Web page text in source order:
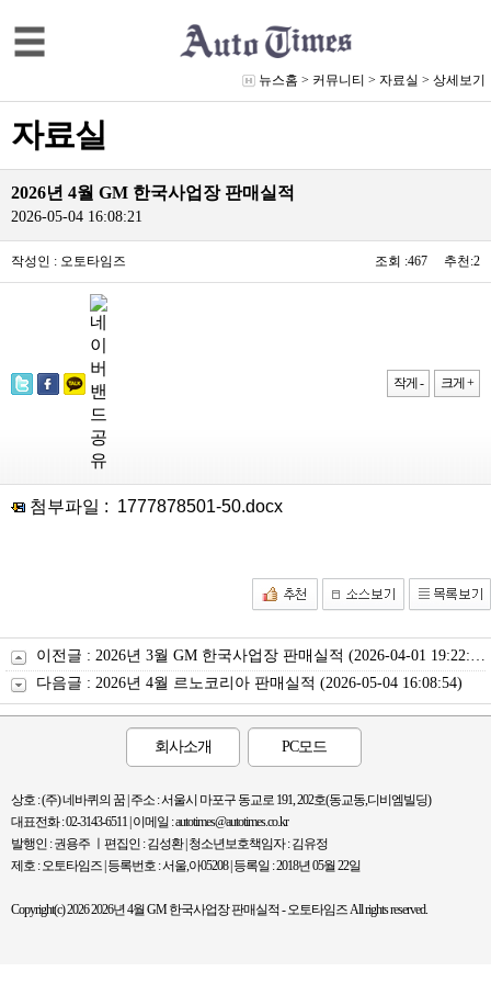
뉴스홈 > 커뮤니티 > 자료실 > 상세보기
자료실
2026년 4월 GM 한국사업장 판매실적
2026-05-04 16:08:21
작성인 : 오토타임즈 조회 :467 추천:2
작게 - 크게 +
첨부파일 : 1777878501-50.docx
이전글 : 2026년 3월 GM 한국사업장 판매실적 (2026-04-01 19:22:58)
다음글 : 2026년 4월 르노코리아 판매실적 (2026-05-04 16:08:54)
회사소개 PC모드
상호 : (주) 네바퀴의 꿈 | 주소 : 서울시 마포구 동교로 191, 202호(동교동,디비엠빌딩)
대표전화 : 02-3143-6511 | 이메일 : autotimes@autotimes.co.kr
발행인 : 권용주 ㅣ편집인 : 김성환 | 청소년보호책임자 : 김유정
제호 : 오토타임즈 | 등록번호 : 서울,아05208 | 등록일 : 2018년 05월 22일
Copyright(c) 2026 2026년 4월 GM 한국사업장 판매실적 - 오토타임즈 All rights reserved.